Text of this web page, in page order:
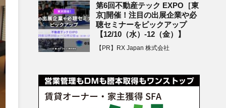
第6回不動産テック EXPO［東
京]開催！注目の出展企業や必
聴セミナーをピックアップ
【12/10（水）-12（金）】
【PR】RX Japan 株式会社